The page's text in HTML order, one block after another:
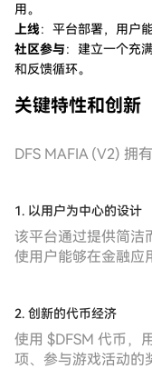
用。
上线：平台部署，用户
社区参与：建立一个充
和反馈循环。
关键特性和创新
DFS MAFIA (V2) 拥
1. 以用户为中心的设计
该平台通过提供简洁
使用户能够在金融应
2. 创新的代币经济
使用 $DFSM 代币，
项、参与游戏活动的